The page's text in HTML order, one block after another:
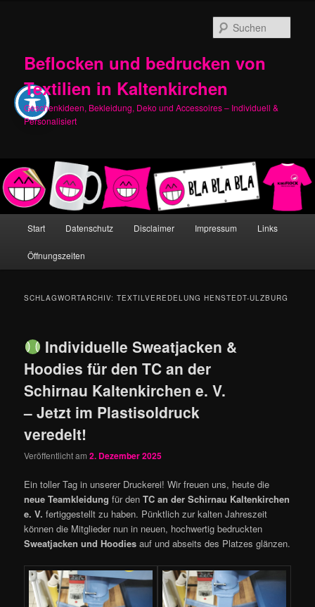
Beflocken und bedrucken von
Textilien in Kaltenkirchen
Geschenkideen, Bekleidung, Deko und Accessoires – Individuell &
Personalisiert
Start Datenschutz Disclaimer Impressum Links
Öffnungszeiten
SCHLAGWORTARCHIV:TEXTILVEREDELUNG HENSTEDT-ULZBURG
Individuelle Sweatjacken &
Hoodies für den TC an der
Schirnau Kaltenkirchen e. V.
– Jetzt im Plastisoldruck
veredelt!
Veröffentlicht am2. Dezember 2025
Ein toller Tag in unserer Druckerei! Wir freuen uns, heute die
neue Teamkleidung für denTC an der Schirnau Kaltenkirchen
e. V. fertiggestellt zu haben. Pünktlich zur kalten Jahreszeit
können die Mitglieder nun in neuen, hochwertig bedruckten
Sweatjacken und Hoodies auf und abseits des Platzes glänzen.